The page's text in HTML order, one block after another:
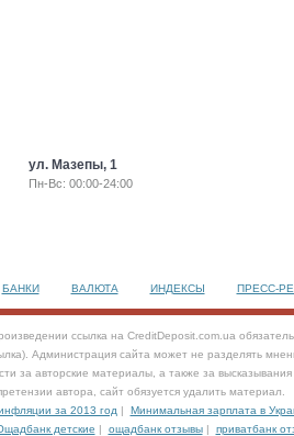
ул. Мазепы, 1
Пн-Вс: 00:00-24:00
БАНКИ ВАЛЮТА ИНДЕКСЫ ПРЕСС-
ссылка на CreditDeposit.com.ua
Администрация сайта может не разделять
за авторские материалы, а также за высказывания
автора, сайт обязуется удалить материал.
за 2013 год | Минимальная зарплата в
детские | ощадбанк отзывы| приватбанк